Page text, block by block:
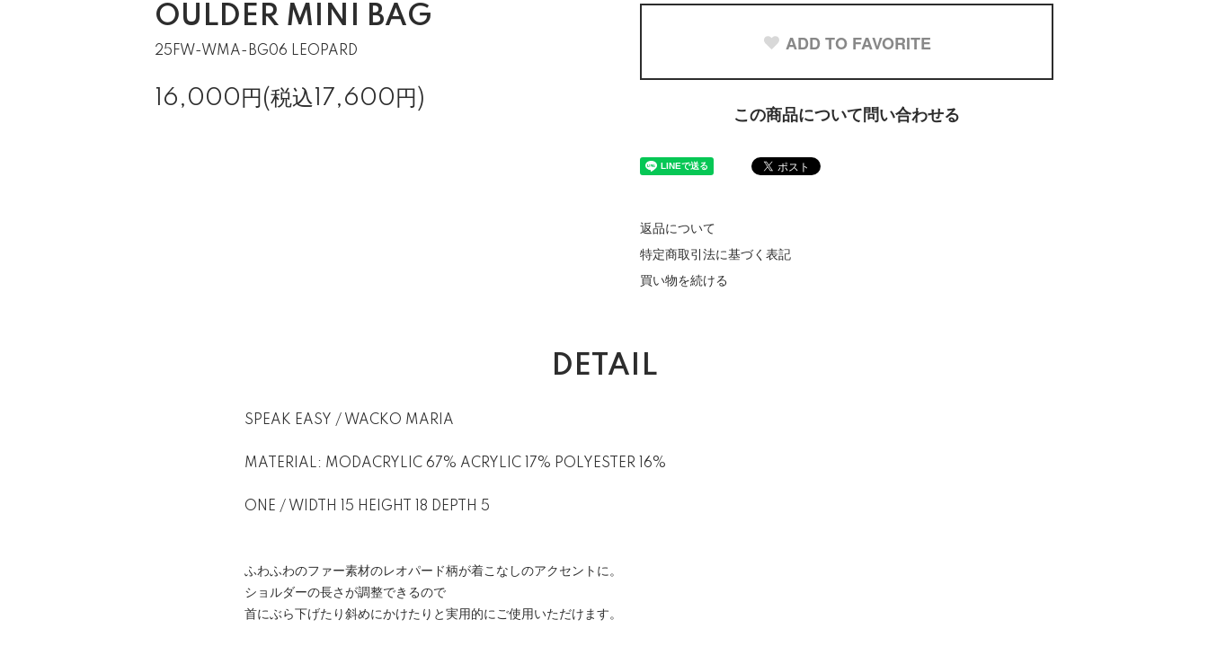
OULDER MINI BAG
25FW-WMA-BG06 LEOPARD
16,000円(税込17,600円)
ADD TO FAVORITE
この商品について問い合わせる
返品について
特定商取引法に基づく表記
買い物を続ける
DETAIL
SPEAK EASY / WACKO MARIA
MATERIAL: MODACRYLIC 67% ACRYLIC 17% POLYESTER 16%
ONE / WIDTH 15 HEIGHT 18 DEPTH 5
ふわふわのファー素材のレオパード柄が着こなしのアクセントに。
ショルダーの長さが調整できるので
首にぶら下げたり斜めにかけたりと実用的にご使用いただけます。